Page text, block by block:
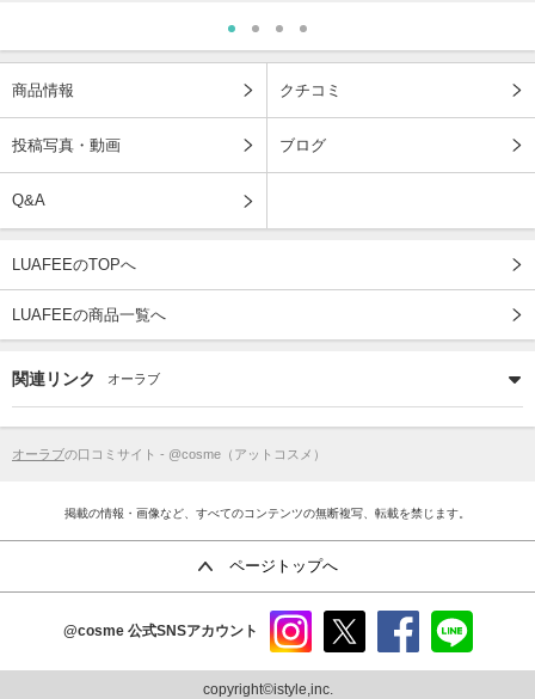
商品情報 クチコミ
投稿写真・動画 ブログ
Q&A
LUAFEEのTOPへ
LUAFEEの商品一覧へ
関連リンク オーラブ
オーラブの口コミサイト - @cosme（アットコスメ）
掲載の情報・画像など、すべてのコンテンツの無断複写、転載を禁じます。
ページトップへ
@cosme 公式SNSアカウント
ram
copyright©istyle,inc.